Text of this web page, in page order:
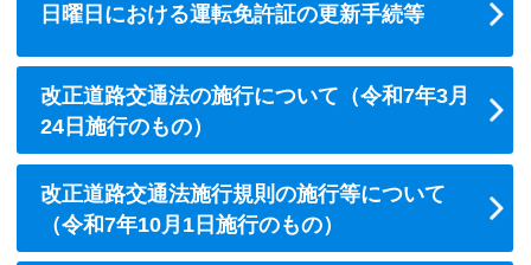
日曜日における運転免許証の更新手続等
改正道路交通法の施行について（令和7年3月
24日施行のもの）
改正道路交通法施行規則の施行等について
（令和7年10月1日施行のもの）